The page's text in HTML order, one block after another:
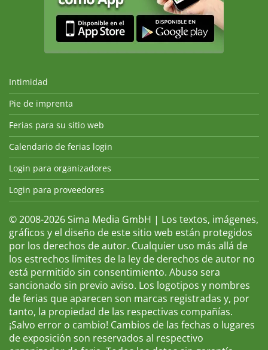
Intimidad
Pie de imprenta
Ferias para su sitio web
Calendario de ferias login
Login para organizadores
Login para proveedores
© 2008-2026 Sima Media GmbH | Los textos, imágenes,
gráficos y el diseño de este sitio web están protegidos
por los derechos de autor. Cualquier uso más allá de
los estrechos límites de la ley de derechos de autor no
está permitido sin consentimiento. Abuso sera
sancionado sin previo aviso. Los logotipos y nombres
de ferias que aparecen son marcas registradas y, por
tanto, la propiedad de las respectivas compañías.
¡Salvo error o cambio! Cambios de las fechas o lugares
de exposición son reservados al respectivo